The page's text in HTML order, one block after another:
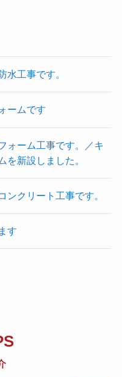
水工事です。
ームです
ォーム工事です。／キ
を新設しました。
ンクリート工事です。
す